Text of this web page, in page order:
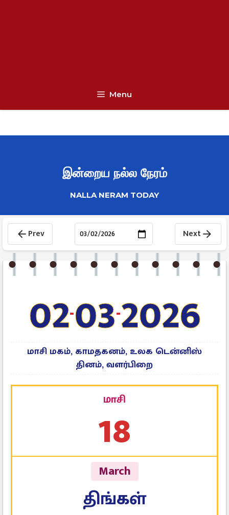
Menu
இன்றைய நல்ல நேரம்
NALLA NERAM TODAY
arrow_back Prev Nextarrow_forward
02-03-2026
மாசி மகம், காமதகனம், உலக டென்னிஸ்
தினம், வளர்பிறை
மாசி
18
March
திங்கள்